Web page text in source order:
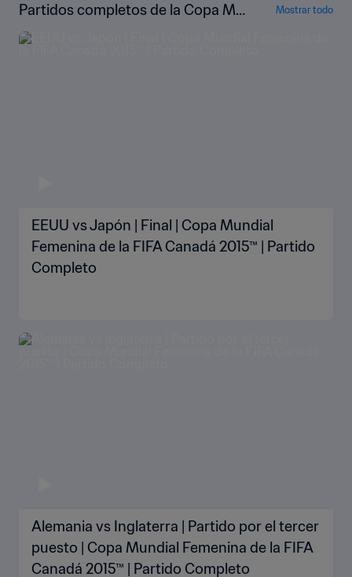
Partidos completos de la Copa Mu
ndial Femenina de la FIFA Canadá 2
015
Mostrar todo
EEUU vs Japón | Final | Copa Mundial
Femenina de la FIFA Canadá 2015™ | Partido
Completo
Alemania vs Inglaterra | Partido por el tercer
puesto | Copa Mundial Femenina de la FIFA
Canadá 2015™ | Partido Completo